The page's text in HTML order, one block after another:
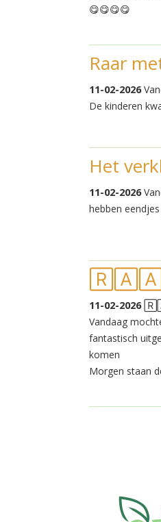
😋😋😋😋
Raar
11-02-2026
De kinderen
Het
11-02-2026
hebben
11-02-2026
Vandaag
fantastisch
komen
Morgen staan